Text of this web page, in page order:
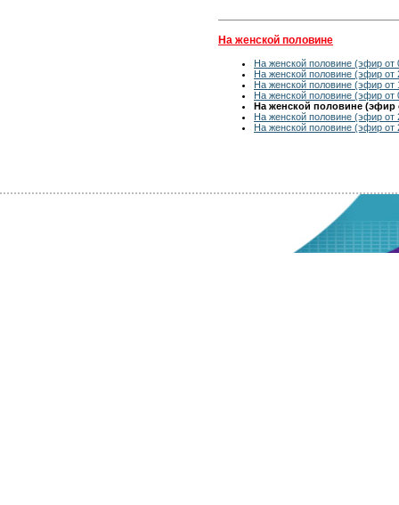
На женской половине
На женской половине (эфир от
На женской половине (эфир от
На женской половине (эфир от
На женской половине (эфир от
На женской половине (эфир
На женской половине (эфир от
На женской половине (эфир от